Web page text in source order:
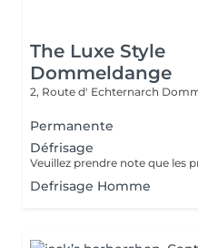
The Luxe Style
Dommeldange
2, Route d' Echternarch
Permanente
Défrisage
Defrisage Homme